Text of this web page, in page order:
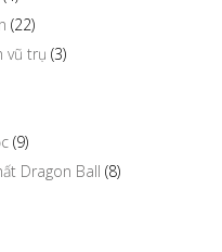
(22)
vũ trụ (3)
(9)
Dragon Ball (8)